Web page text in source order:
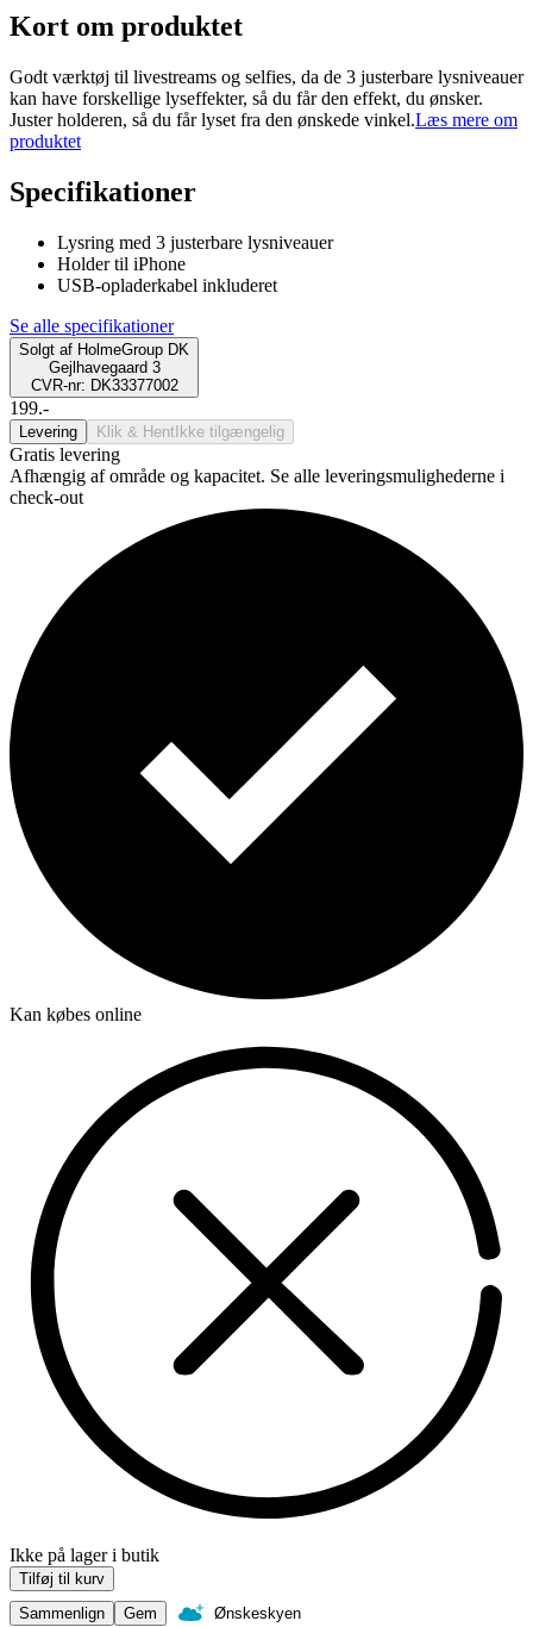
Kort om produktet
Godt værktøj til livestreams og selfies, da de 3 justerbare lysniveauer
kan have forskellige lyseffekter, så du får den effekt, du ønsker.
Juster holderen, så du får lyset fra den ønskede vinkel.Læs mere om
produktet
Specifikationer
Lysring med 3 justerbare lysniveauer
Holder til iPhone
USB-opladerkabel inkluderet
Se alle specifikationer
Solgt af HolmeGroup DK
Gejlhavegaard 3
CVR-nr: DK33377002
199.-
Levering Klik & Hent Ikke tilgængelig
Gratis levering
Afhængig af område og kapacitet. Se alle leveringsmulighederne i
check-out
Kan købes online
Ikke på lager i butik
Tilføj til kurv
Sammenlign
Gem Ønskeskyen